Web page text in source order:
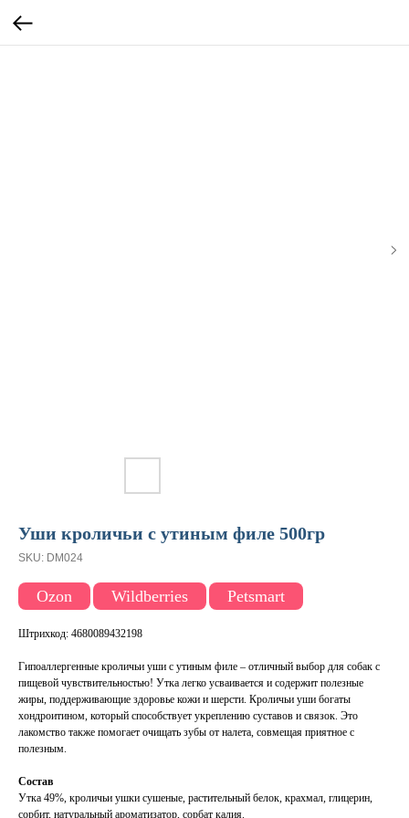
Уши кроличьи с утиным филе 500гр
SKU: DM024
Ozon Wildberries Petsmart
Штрихкод: 4680089432198
Гипоаллергенные кроличьи уши с утиным филе – отличный выбор для собак с
пищевой чувствительностью! Утка легко усваивается и содержит полезные
жиры, поддерживающие здоровье кожи и шерсти. Кроличьи уши богаты
хондроитином, который способствует укреплению суставов и связок. Это
лакомство также помогает очищать зубы от налета, совмещая приятное с
полезным.
Состав
Утка 49%, кроличьи ушки сушеные, растительный белок, крахмал, глицерин,
сорбит, натуральный ароматизатор, сорбат калия.